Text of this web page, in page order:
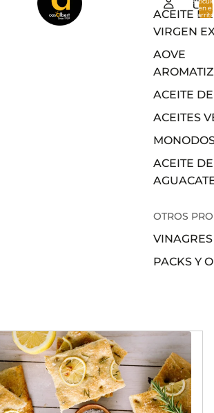
ACEITE
VIRGEN
AOVE
ACEITE
ACEITES
ACEITE DE
OTROS
VINAGRES
PACKS Y
en el